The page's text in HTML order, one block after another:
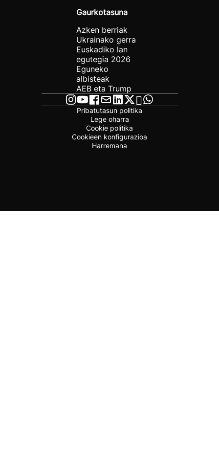
Gaurkotasuna
Azken berriak
Ukrainako gerra
Euskadiko lan
egutegia 2026
Eguneko
albisteak
AEB eta Trump
Pribatutasun politika
Lege oharra
Cookie politika
Cookieen konfigurazioa
Harremana